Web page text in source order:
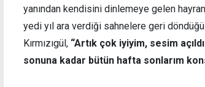
yanından kendisini dinlemeye gelen
yedi yıl ara verdiği sahnelere geri
Kırmızıgül, “Artık çok iyiyim, sesim
sonuna kadar bütün hafta sonlarım